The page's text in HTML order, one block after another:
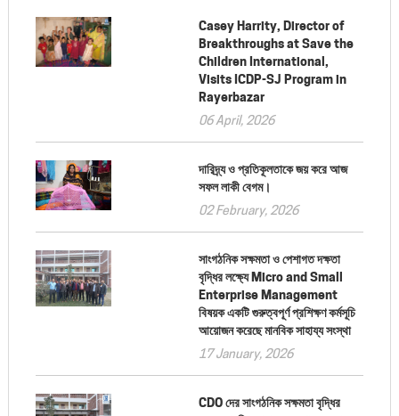
Casey Harrity, Director of
Breakthroughs at Save the
Children International,
Visits ICDP-SJ Program in
Rayerbazar
06 April, 2026
দারিদ্র্য ও প্রতিকূলতাকে জয় করে আজ
সফল লাকী বেগম।
02 February, 2026
সাংগঠনিক সক্ষমতা ও পেশাগত দক্ষতা
বৃদ্ধির লক্ষ্যে Micro and Small
Enterprise Management
বিষয়ক একটি গুরুত্বপূর্ণ প্রশিক্ষণ কর্মসূচি
আয়োজন করেছে মানবিক সাহায্য সংস্থা
17 January, 2026
CDO দের সাংগঠনিক সক্ষমতা বৃদ্ধির